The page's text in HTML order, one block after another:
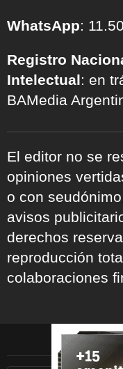
WhatsApp:
Registro
Intelectual: en
BAMedia
El editor no se
opiniones
o con
avisos
derechos
reproducción
colaboraciones